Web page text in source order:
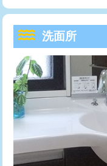
洗面台設置
追加人工
廃棄・処分
※給水管工事は20mm
給水管工事※（保温材
め込み）)
給水管工事※（土の掘
業)
給水管工事※（塩ビ管
用/3ｍまで)
給水管工事※（塩ビ管
用（追加）/3ｍ超え)
給水管工事※（ライニ
トーラー機使用/3mまで
追加トーラー機使用/
カメラ調査
桝清掃
止水・漏水調査・防水
理・調整・分解・加工
洗面所